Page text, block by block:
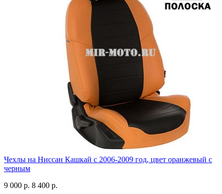
Чехлы на Ниссан Кашкай с 2006-2009 год, цвет оранжевый с
черным
9 000 р. 8 400 р.